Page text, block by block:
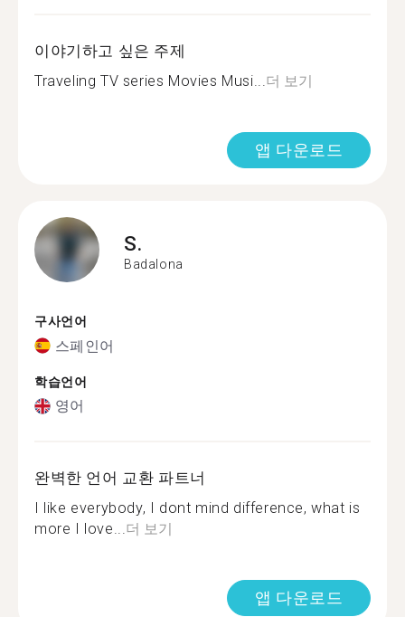
이야기하고 싶은 주제
Traveling TV series Movies Musi...더 보기
앱 다운로드
S.
Badalona
구사언어
스페인어
학습언어
영어
완벽한 언어 교환 파트너
I like everybody, I dont mind difference, what is
more I love...더 보기
앱 다운로드